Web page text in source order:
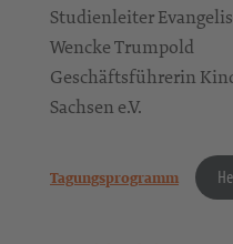
Studienleiter
Wencke Trumpold
Geschäftsführerin
Sachsen e.V.
Tagungsprogramm